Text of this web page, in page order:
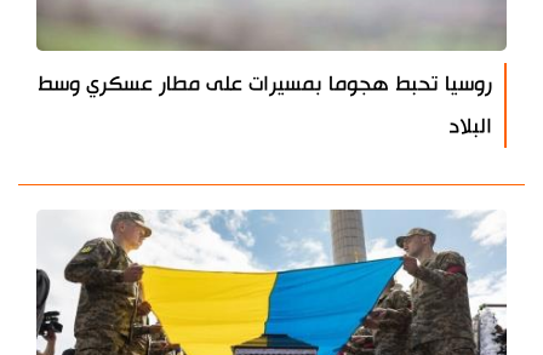
روسيا تحبط هجوما بمسيرات على مطار عسكري وسط
البلاد